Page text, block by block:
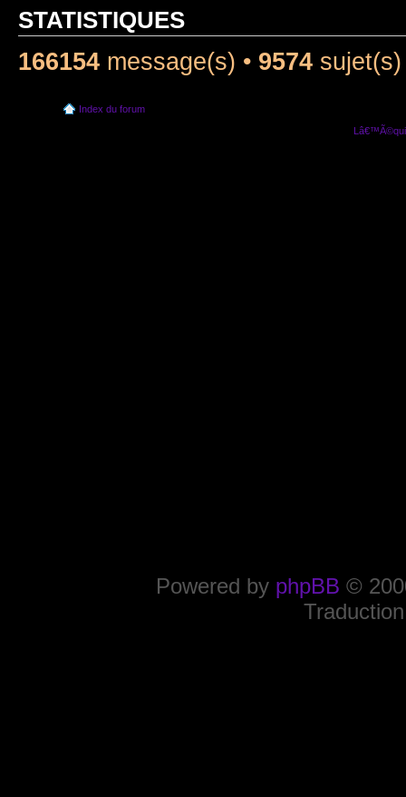
STATISTIQUES
166154 message(s) • 9574
Index du forum
Powered by phpBB ©